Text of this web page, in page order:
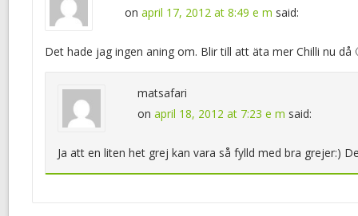
on april 17, 2012 at 8:49 e m said:
Det hade jag ingen aning om. Blir till att äta mer Chilli nu då
matsafari
on april 18, 2012 at 7:23 e m said:
Ja att en liten het grej kan vara så fylld med bra grejer:)